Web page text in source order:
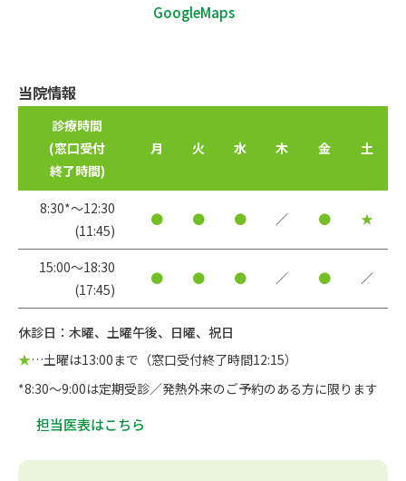
GoogleMaps
当院情報
診療時間
(窓口受付
終了時間)
月 火 水 木 金 土
8:30*〜12:30
(11:45)
● ● ● ／ ● ★
15:00〜18:30
(17:45)
● ● ● ／ ● ／
休診日：木曜、土曜午後、日曜、祝日
★…土曜は13:00まで（窓口受付終了時間12:15）
*8:30～9:00は定期受診／発熱外来のご予約のある方に限ります
担当医表はこちら